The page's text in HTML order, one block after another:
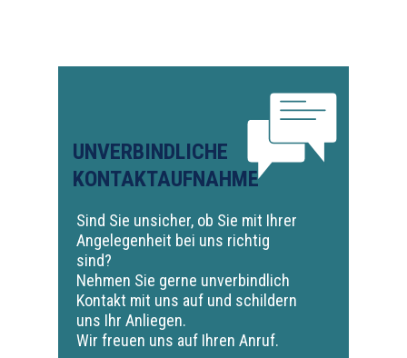
UNVERBINDLICHE
KONTAKTAUFNAHME
Sind Sie unsicher, ob Sie mit Ihrer
Angelegenheit bei uns richtig
sind?
Nehmen Sie gerne unverbindlich
Kontakt mit uns auf und schildern
uns Ihr Anliegen.
Wir freuen uns auf Ihren Anruf.